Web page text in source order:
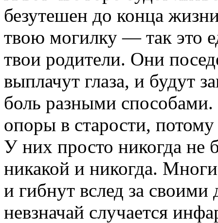
безутешен до конца
твою могилку — так это
твои родители. Они
выплачут глаза, и будут
боль разными
опоры в старости,
У них просто никогда не
никакой и никогда.
и гибнут вслед за
невзначай случается